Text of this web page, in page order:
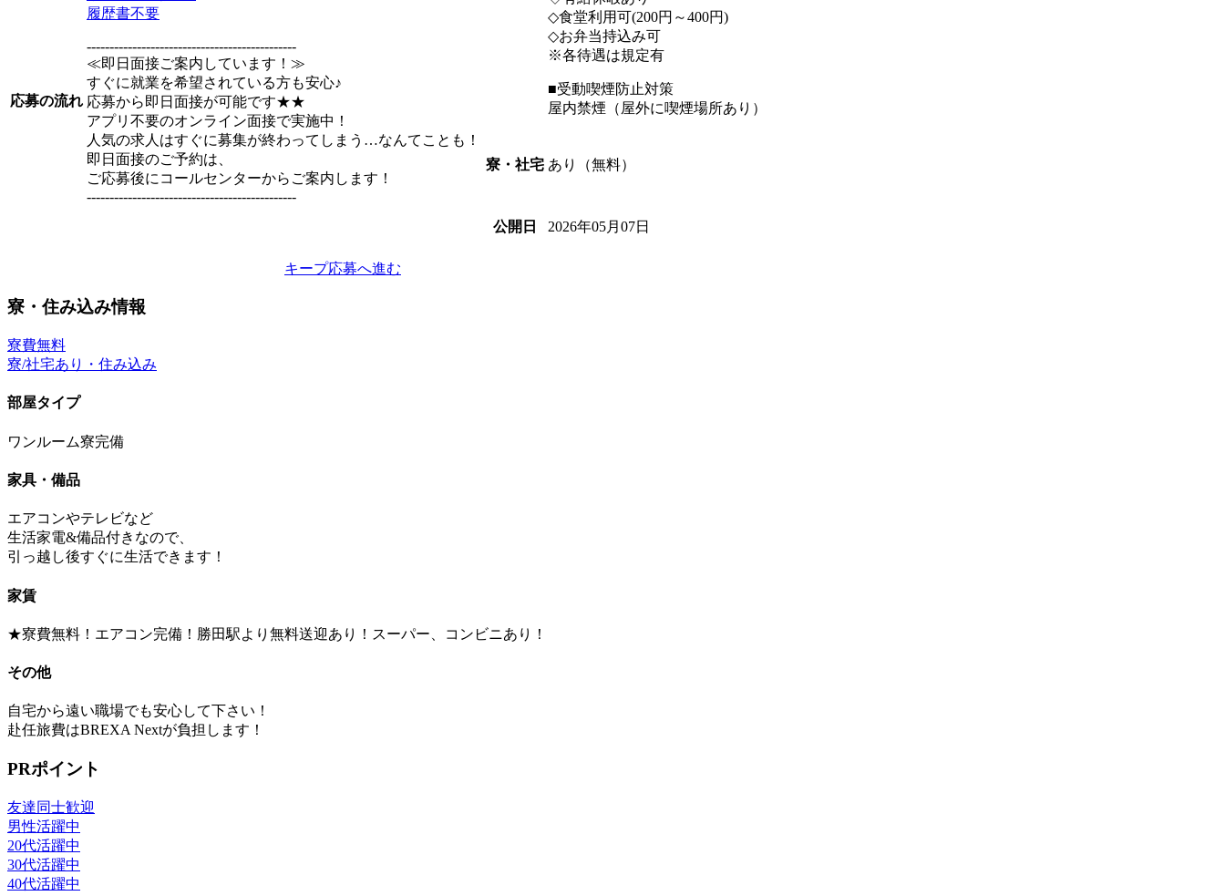
応募の流れ
履歴書不要
----------------------------------------------
≪即日面接ご案内しています！≫
すぐに就業を希望されている方も安心♪
応募から即日面接が可能です★★
アプリ不要のオンライン面接で実施中！
人気の求人はすぐに募集が終わってしまう…なんてことも！
即日面接のご予約は、
ご応募後にコールセンターからご案内します！
----------------------------------------------
◇食堂利用可(200円～400円)
◇お弁当持込み可
※各待遇は規定有
■受動喫煙防止対策
屋内禁煙（屋外に喫煙場所あり）
寮・社宅 あり（無料）
公開日 2026年05月07日
キープ応募へ進む
寮・住み込み情報
寮費無料
寮/社宅あり・住み込み
部屋タイプ
ワンルーム寮完備
家具・備品
エアコンやテレビなど
生活家電&備品付きなので、
引っ越し後すぐに生活できます！
家賃
★寮費無料！エアコン完備！勝田駅より無料送迎あり！スーパー、コンビニあり！
その他
自宅から遠い職場でも安心して下さい！
赴任旅費はBREXA Nextが負担します！
PRポイント
友達同士歓迎
男性活躍中
20代活躍中
30代活躍中
40代活躍中